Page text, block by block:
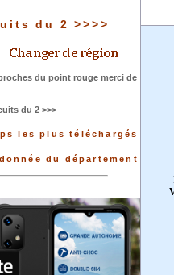
du 2 >>>>
du point rouge merci de
du 2 >>>
les plus téléchargés
du département